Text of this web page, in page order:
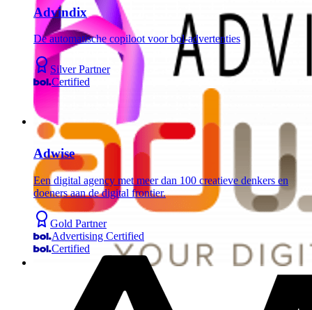
Advindix
De automatische copiloot voor bol-advertenties
Silver Partner
Certified
Adwise
Een digital agency met meer dan 100 creatieve denkers en
doeners aan de digital frontier.
Gold Partner
Advertising Certified
Certified